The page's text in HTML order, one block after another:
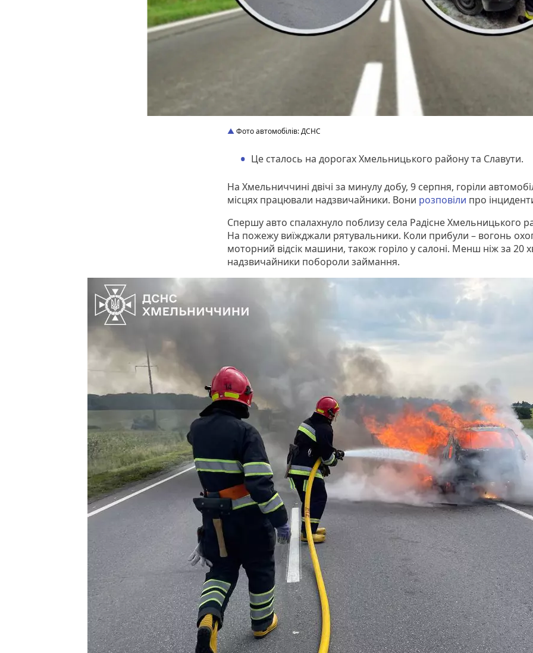
Фото автомобілів: ДСНС
Це сталось на дорогах Хмельницького району та Славути.
На Хмельниччині двічі за минулу добу, 9 серпня, горіли
місцях працювали надзвичайники. Вони розповіли про
Спершу авто спалахнуло поблизу села Радісне Хмельницького
На пожежу виїжджали рятувальники. Коли прибули – вогонь
моторний відсік машини, також горіло у салоні. Менш ніж за 20
надзвичайники побороли займання.